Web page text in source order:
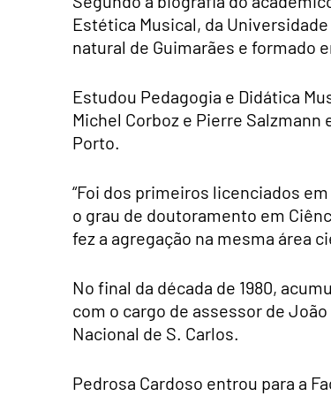
Estética Musical, da
natural de Guimarães e formado
Estudou Pedagogia e Didática
Michel Corboz e Pierre
Porto.
“Foi dos primeiros licenciados
o grau de doutoramento em
fez a agregação na mesma área
No final da década de 1980,
com o cargo de assessor de
Nacional de S. Carlos.
Pedrosa Cardoso entrou para a